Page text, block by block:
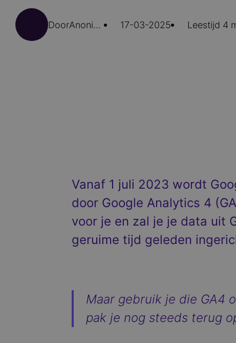
Door Anoniem (niet gecontroleerd) 17-03-2025 Leestijd 4
Vanaf 1 juli 2023 wordt
door Google Analytics 4
voor je en zal je je data uit
geruime tijd geleden
Maar gebruik je die GA4
pak je nog steeds terug